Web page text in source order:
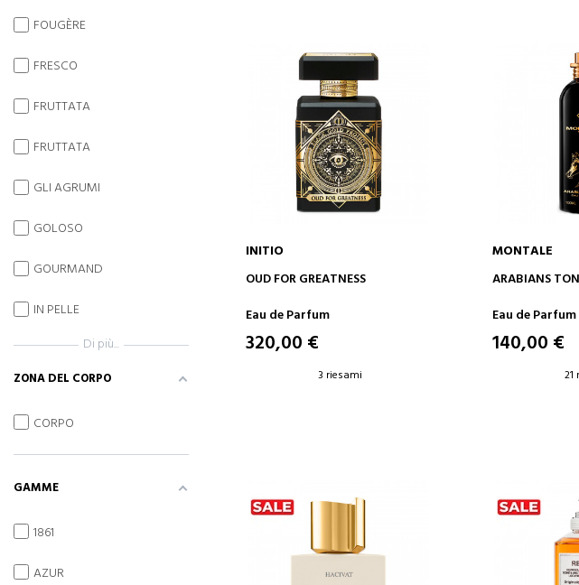
AGGIUNGI AL CARRELLO
INITIO
OUD FOR GREATNESS
Eau de Parfum
320,00 €
3 riesami
AGGIUNGI
MONTALE
ARABIANS
Eau de Parfum
140,00 €
21
FOUGÈRE
FRESCO
FRUTTATA
FRUTTATA
GLI AGRUMI
GOLOSO
GOURMAND
IN PELLE
Di più...
ZONA DEL CORPO
CORPO
GAMME
1861
AZUR